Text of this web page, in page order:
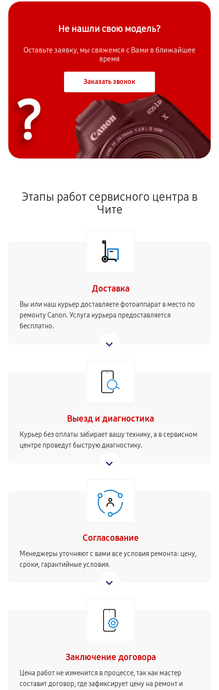
Не нашли свою модель?
Оставьте заявку, мы свяжемся с Вами в ближайшее
время
Заказать звонок
?
Этапы работ сервисного центра в
Чите
Доставка
Вы или наш курьер доставляете фотоаппарат в место по
ремонту Canon. Услуга курьера предоставляется
бесплатно.
Выезд и диагностика
Курьер без оплаты забирает вашу технику, а в сервисном
центре проведут быструю диагностику.
Согласование
Менеджеры уточняют с вами все условия ремонта: цену,
сроки, гарантийные условия.
Заключение договора
Цена работ не изменится в процессе, так как мастер
составит договор, где зафиксирует цену на ремонт и